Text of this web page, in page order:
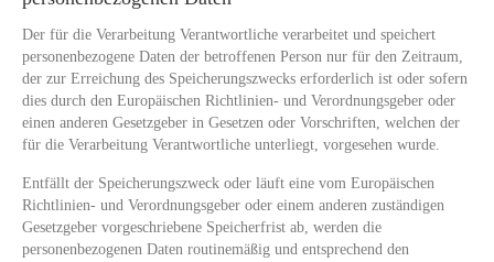
Der für die Verarbeitung Verantwortliche verarbeitet und speichert
personenbezogene Daten der betroffenen Person nur für den Zeitraum,
der zur Erreichung des Speicherungszwecks erforderlich ist oder sofern
dies durch den Europäischen Richtlinien- und Verordnungsgeber oder
einen anderen Gesetzgeber in Gesetzen oder Vorschriften, welchen der
für die Verarbeitung Verantwortliche unterliegt, vorgesehen wurde.
Entfällt der Speicherungszweck oder läuft eine vom Europäischen
Richtlinien- und Verordnungsgeber oder einem anderen zuständigen
Gesetzgeber vorgeschriebene Speicherfrist ab, werden die
personenbezogenen Daten routinemäßig und entsprechend den